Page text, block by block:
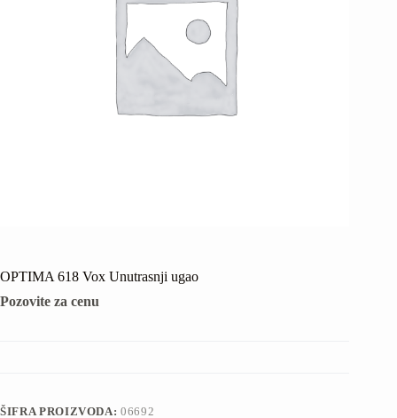
OPTIMA 618 Vox Unutrasnji ugao
Pozovite za cenu
ŠIFRA PROIZVODA:06692